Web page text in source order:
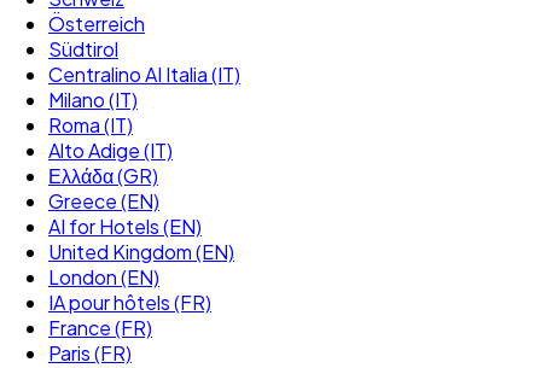
Österreich
Südtirol
Centralino AI Italia (IT)
Milano (IT)
Roma (IT)
Alto Adige (IT)
Ελλάδα (GR)
Greece (EN)
AI for Hotels (EN)
United Kingdom (EN)
London (EN)
IA pour hôtels (FR)
France (FR)
Paris (FR)